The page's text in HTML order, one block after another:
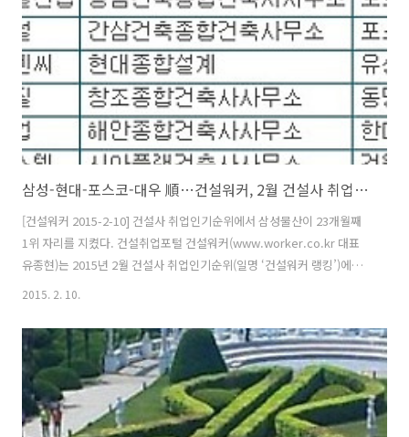
편입니다. 건설회사 순위는 크게 두가지로 나눠볼 수 있는데요. 하나는
정부(국토부)가 1년에 한번씩 발표하는 시공능력평가순위(흔히 ..
삼성-현대-포스코-대우 順…건설워커, 2월 건설사 취업인기순위
[건설워커 2015-2-10] 건설사 취업인기순위에서 삼성물산이 23개월째
1위 자리를 지켰다. 건설취업포털 건설워커(www.worker.co.kr 대표
유종현)는 2015년 2월 건설사 취업인기순위(일명 ‘건설워커 랭킹’)에서
합건축사사무소(건축설계), 은민에스앤디(인테리어)가 부문별 1위를 차
지했다. 종합건설 부문에서는 삼성물산에 이어 현대건설, 포스코건설,
대우건설, GS건설, 대림산업, 롯데건설, SK건설, 한화건설, 현대산업개
발이 톱10에 이름을 올렸다. 호반건설, 두산건설, 부영, 계룡건설산업,
코오롱글로벌, 두산중공업, 금호건설, 한진중공업, 태영건설, ..
2015. 2. 10.